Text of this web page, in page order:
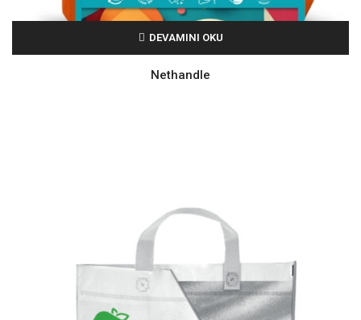
DEVAMINI OKU
Nethandle